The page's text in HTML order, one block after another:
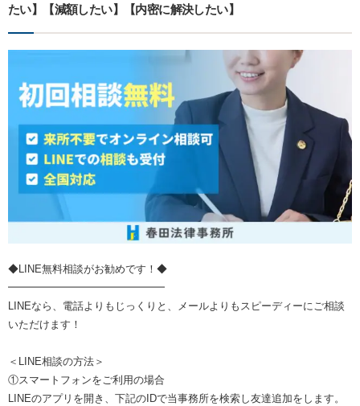
たい】【減額したい】【内密に解決したい】
◆LINE無料相談がお勧めです！◆
━━━━━━━━━━━━━━━
LINEなら、電話よりもじっくりと、メールよりもスピーディーにご相談
いただけます！
＜LINE相談の方法＞
①スマートフォンをご利用の場合
LINEのアプリを開き、下記のIDで当事務所を検索し友達追加をします。